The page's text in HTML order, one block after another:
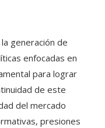
generación de
enfocadas en
para lograr
de este
del mercado
presiones